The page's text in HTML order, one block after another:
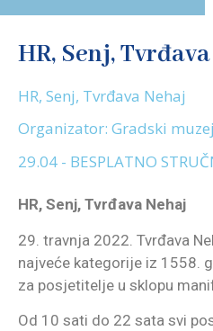
HR, Senj,
HR, Senj, Tvrđava Nehaj
Organizator: Gradski
29.04 - BESPLATNO
HR, Senj, Tvrđava Nehaj
29. travnja 2022. Tvrđava
najveće kategorije iz 1558.
za posjetitelje u sklopu
Od 10 sati do 22 sata svi